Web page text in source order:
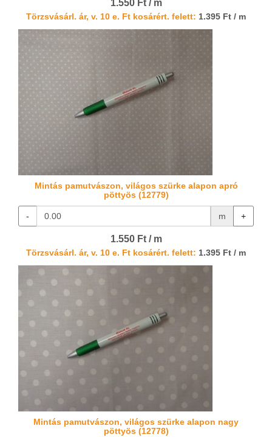
1.550 Ft / m
Törzsvásárl. ár, v. 10 e. Ft kosárért. felett: 1.395 Ft / m
Mintás pamutvászon, világos szürke alapon apró
pöttyös (12779)
- m +
1.550 Ft / m
Törzsvásárl. ár, v. 10 e. Ft kosárért. felett: 1.395 Ft / m
Mintás pamutvászon, világos szürke alapon nagy
pöttyös (12778)